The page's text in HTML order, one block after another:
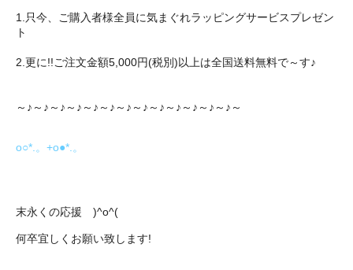
1.只今、ご購入者様全員に気まぐれラッピングサービスプレゼン
ト
2.更に!!ご注文金額5,000円(税別)以上は全国送料無料で～す♪
～♪～♪～♪～♪～♪～♪～♪～♪～♪～♪～♪～♪～♪～
o○*.。+o●*.。
末永くの応援 )^o^(
何卒宜しくお願い致します!